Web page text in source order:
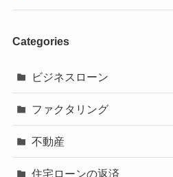
Categories
ビジネスローン
ファクタリング
不動産
住宅ローンの返済